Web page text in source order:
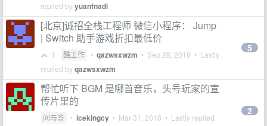
replied byyuanfnadi
[北京]诚招全栈工程师 微信小程序： Jump
| Switch 助手游戏折扣最低价
1 酷工作 • qazwsxwzm • Sep 28, 2018 • Lastly
replied byqazwsxwzm
5
帮忙听下 BGM 是哪首音乐，头号玩家的宣
传片里的
问与答 • icekingcy • Mar 31, 2018 • Lastly replied
2